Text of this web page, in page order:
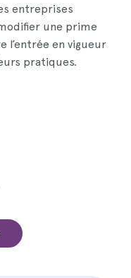
entreprises
une prime
l’entrée en vigueur
pratiques.